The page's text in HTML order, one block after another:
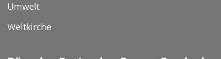
Umwelt
Weltkirche